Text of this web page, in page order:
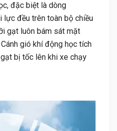
đặc biệt là dòng
lực đều trên toàn bộ chiều
gạt luôn bám sát mặt
gió khí động học tích
bị tốc lên khi xe chạy